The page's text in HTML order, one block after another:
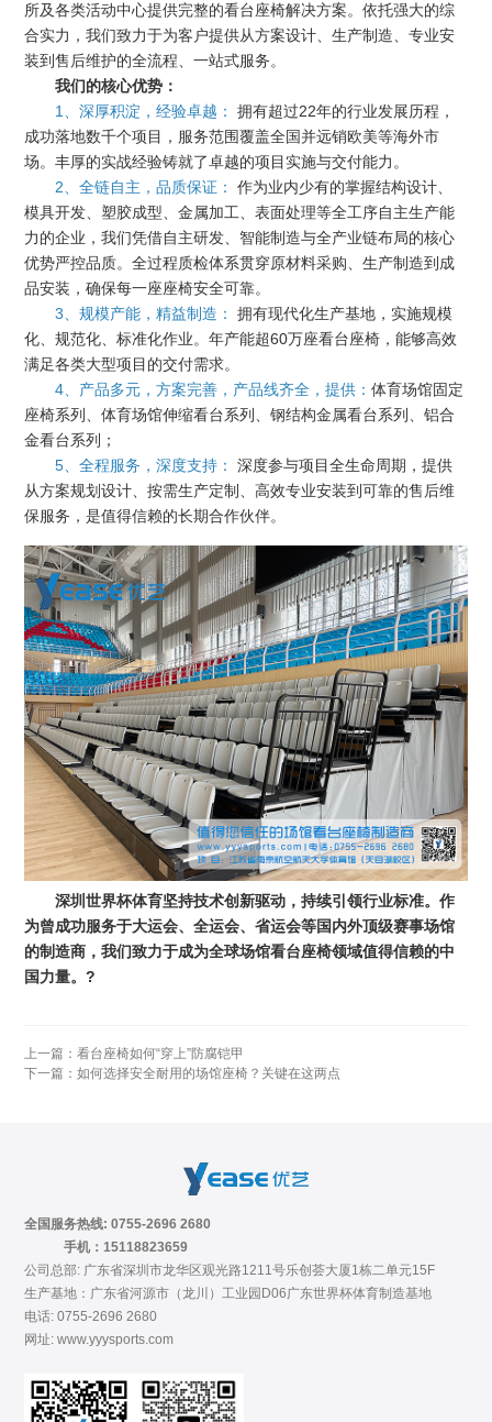
所及各类活动中心提供完整的看台座椅解决方案。依托强大的综
合实力，我们致力于为客户提供从方案设计、生产制造、专业安
装到售后维护的全流程、一站式服务。
我们的核心优势：
1、深厚积淀，经验卓越：拥有超过22年的行业发展历程，
成功落地数千个项目，服务范围覆盖全国并远销欧美等海外市
场。丰厚的实战经验铸就了卓越的项目实施与交付能力。
2、全链自主，品质保证：
作为业内少有的掌握结构设计、
模具开发、塑胶成型、金属加工、表面处理等全工序自主生产能
力的企业，我们凭借自主研发、智能制造与全产业链布局的核心
优势严控品质。全过程质检体系贯穿原材料采购、生产制造到成
品安装，确保每一座座椅安全可靠。
3、规模产能，精益制造：
拥有现代化生产基地，实施规模
化、规范化、标准化作业。年产能超60万座看台座椅，能够高效
满足各类大型项目的交付需求。
4、产品多元，方案完善，产品线齐全，提供：体育场馆固定
座椅系列、体育场馆伸缩看台系列、钢结构金属看台系列、铝合
金看台系列；
5、全程服务，深度支持：深度参与项目全生命周期，提供
从方案规划设计、按需生产定制、高效专业安装到可靠的售后维
保服务，是值得信赖的长期合作伙伴。
深圳世界杯体育坚持技术创新驱动，持续引领行业标准。作
为曾成功服务于大运会、全运会、省运会等国内外顶级赛事场馆
的制造商，我们致力于成为全球场馆看台座椅领域值得信赖的中
国力量。?
上一篇：看台座椅如何“穿上”防腐铠甲
下一篇：如何选择安全耐用的场馆座椅？关键在这两点
全国服务热线: 0755-2696 2680
手机：15118823659
公司总部: 广东省深圳市龙华区观光路1211号乐创荟大厦1栋二单元15F
生产基地：广东省河源市（龙川）工业园D06广东世界杯体育制造基地
电话: 0755-2696 2680
网址: www.yyysports.com